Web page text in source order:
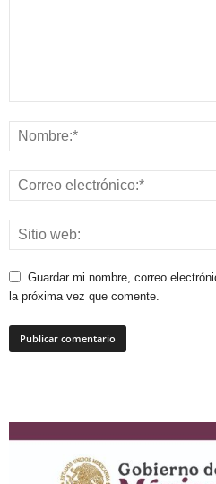
Guardar mi nombre, correo
la próxima vez que comente.